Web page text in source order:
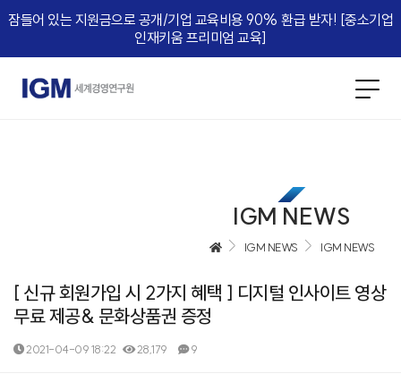
잠들어 있는 지원금으로 공개/기업 교육비용 90% 환급 받자! [중소기업
인재키움 프리미엄 교육]​
IGM NEWS
IGM NEWS IGM NEWS
[ 신규 회원가입 시 2가지 혜택 ] 디지털 인사이트 영상
무료 제공& 문화상품권 증정
2021-04-09 18:22 28,179 9